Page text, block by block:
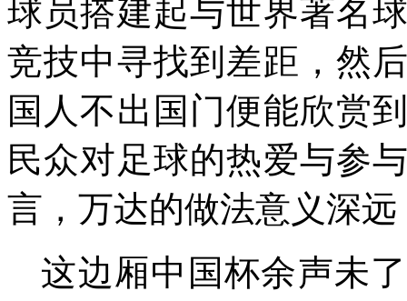
球员搭建起与世界著名
竞技中寻找到差距，然
国人不出国门便能欣赏
民众对足球的热爱与参
言，万达的做法意义深
这边厢中国杯余声未